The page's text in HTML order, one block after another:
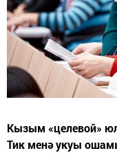
Кызым «целевой»
Тик менә укуы